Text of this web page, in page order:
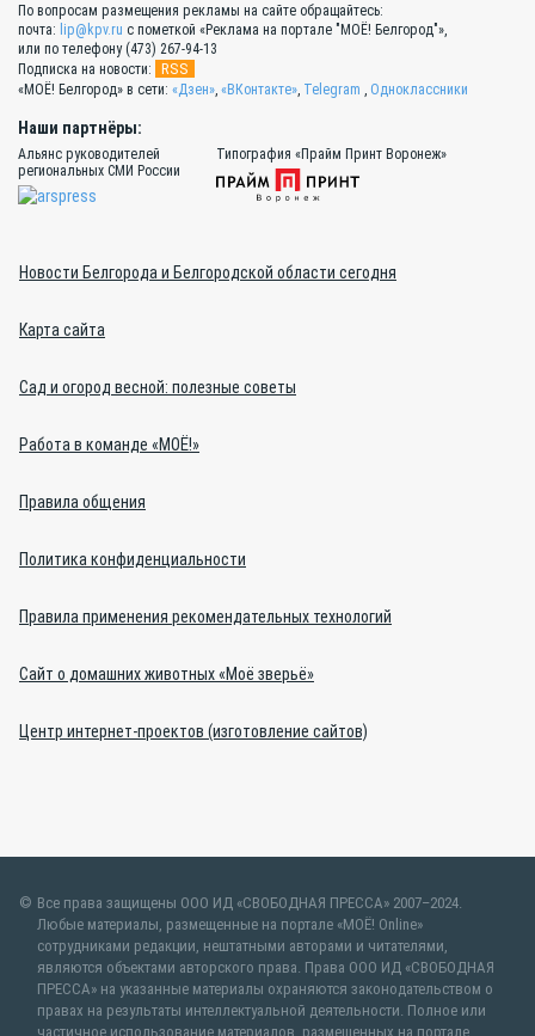
По вопросам размещения рекламы на сайте обращайтесь:
почта: lip@kpv.ru с пометкой «Реклама на портале "МОЁ! Белгород"»,
или по телефону (473) 267-94-13
Подписка на новости:
RSS
«МОЁ! Белгород» в сети: «Дзен», «ВКонтакте», Telegram , Одноклассники
Наши партнёры:
Альянс руководителей
региональных СМИ России
Типография «Прайм Принт Воронеж»
Новости Белгорода и Белгородской области сегодня
Карта сайта
Сад и огород весной: полезные советы
Работа в команде «МОЁ!»
Правила общения
Политика конфиденциальности
Правила применения рекомендательных технологий
Сайт о домашних животных «Моё зверьё»
Центр интернет-проектов (изготовление сайтов)
Все права защищены ООО ИД «СВОБОДНАЯ ПРЕССА» 2007–2024.
Любые материалы, размещенные на портале «МОЁ! Online»
сотрудниками редакции, нештатными авторами и читателями,
являются объектами авторского права. Права ООО ИД «СВОБОДНАЯ
ПРЕССА» на указанные материалы охраняются законодательством о
правах на результаты интеллектуальной деятельности. Полное или
частичное использование материалов, размещенных на портале